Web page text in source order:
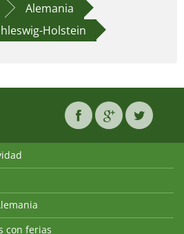
Alemania
Holstein
con ferias